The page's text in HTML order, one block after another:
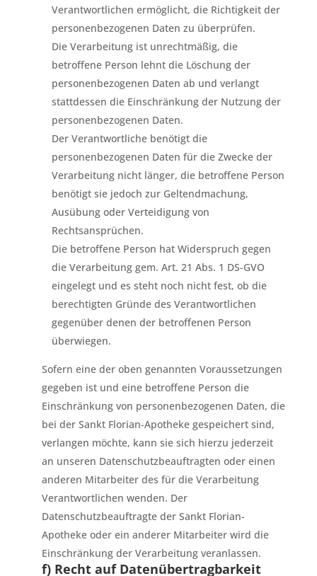
Verantwortlichen ermöglicht, die Richtigkeit der
personenbezogenen Daten zu überprüfen.
Die Verarbeitung ist unrechtmäßig, die
betroffene Person lehnt die Löschung der
personenbezogenen Daten ab und verlangt
stattdessen die Einschränkung der Nutzung der
personenbezogenen Daten.
Der Verantwortliche benötigt die
personenbezogenen Daten für die Zwecke der
Verarbeitung nicht länger, die betroffene Person
benötigt sie jedoch zur Geltendmachung,
Ausübung oder Verteidigung von
Rechtsansprüchen.
Die betroffene Person hat Widerspruch gegen
die Verarbeitung gem. Art. 21 Abs. 1 DS-GVO
eingelegt und es steht noch nicht fest, ob die
berechtigten Gründe des Verantwortlichen
gegenüber denen der betroffenen Person
überwiegen.
Sofern eine der oben genannten Voraussetzungen
gegeben ist und eine betroffene Person die
Einschränkung von personenbezogenen Daten, die
bei der Sankt Florian-Apotheke gespeichert sind,
verlangen möchte, kann sie sich hierzu jederzeit
an unseren Datenschutzbeauftragten oder einen
anderen Mitarbeiter des für die Verarbeitung
Verantwortlichen wenden. Der
Datenschutzbeauftragte der Sankt Florian-
Apotheke oder ein anderer Mitarbeiter wird die
Einschränkung der Verarbeitung veranlassen.
f) Recht auf Datenübertragbarkeit